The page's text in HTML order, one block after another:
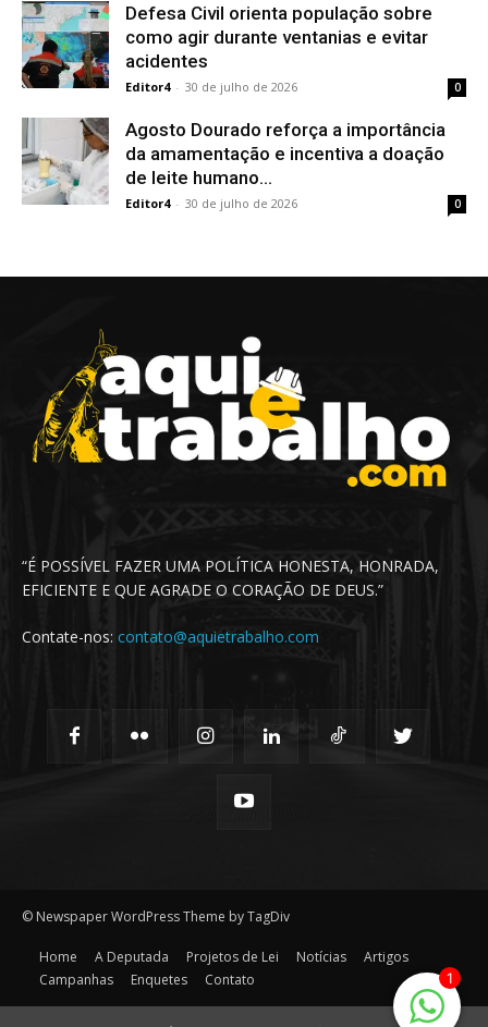
Defesa Civil orienta população sobre
como agir durante ventanias e evitar
acidentes
Editor4 - 30 de julho de 2026 0
Agosto Dourado reforça a importância
da amamentação e incentiva a doação
de leite humano...
Editor4 - 30 de julho de 2026 0
“É POSSÍVEL FAZER UMA POLÍTICA HONESTA, HONRADA,
EFICIENTE E QUE AGRADE O CORAÇÃO DE DEUS.”
Contate-nos: contato@aquietrabalho.com
© Newspaper WordPress Theme by TagDiv
Home A Deputada Projetos de Lei Notícias
Artigos
Campanhas
Enquetes Contato 1